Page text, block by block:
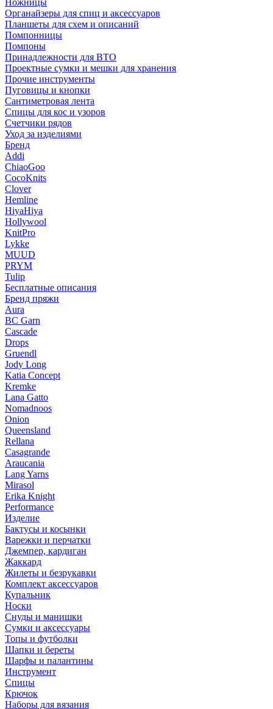
Ножницы
Органайзеры для спиц и аксессуаров
Планшеты для схем и описаний
Помпонницы
Помпоны
Принадлежности для ВТО
Проектные сумки и мешки для хранения
Прочие инструменты
Пуговицы и кнопки
Сантиметровая лента
Спицы для кос и узоров
Счетчики рядов
Уход за изделиями
Бренд
Addi
ChiaoGoo
CocoKnits
Clover
Hemline
HiyaHiya
Hollywool
KnitPro
Lykke
MUUD
PRYM
Tulip
Бесплатные описания
Бренд пряжи
Aura
BC Garn
Cascade
Drops
Gruendl
Jody Long
Katia Concept
Kremke
Lana Gatto
Nomadnoos
Onion
Queensland
Rellana
Casagrande
Araucania
Lang Yarns
Mirasol
Erika Knight
Performance
Изделие
Бактусы и косынки
Варежки и перчатки
Джемпер, кардиган
Жаккард
Жилеты и безрукавки
Комплект аксессуаров
Купальник
Носки
Снуды и манишки
Сумки и аксессуары
Топы и футболки
Шапки и береты
Шарфы и палантины
Инструмент
Спицы
Крючок
Наборы для вязания